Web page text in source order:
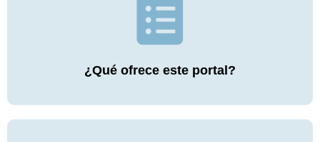
¿Qué ofrece este portal?